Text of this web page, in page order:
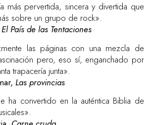
más pervertida, sincera y divertida que
sobre un grupo de rock».
El País de las Tentaciones
las páginas con una mezcla de
pero, eso sí, enganchado por
trapacería junta».
Las provincias
ha convertido en la auténtica Biblia de